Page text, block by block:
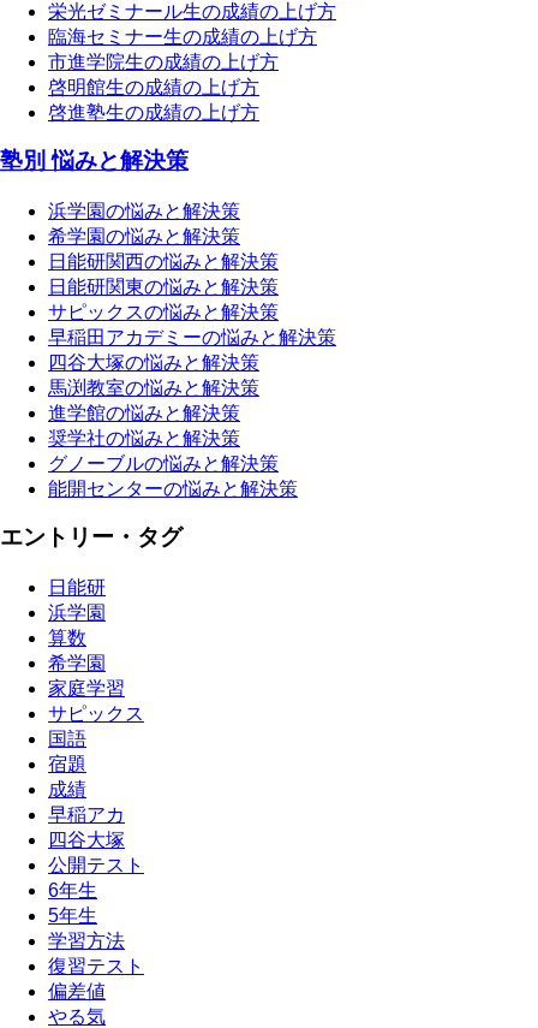
栄光ゼミナール生の成績の上げ方
臨海セミナー生の成績の上げ方
市進学院生の成績の上げ方
啓明館生の成績の上げ方
啓進塾生の成績の上げ方
塾別 悩みと解決策
浜学園の悩みと解決策
希学園の悩みと解決策
日能研関西の悩みと解決策
日能研関東の悩みと解決策
サピックスの悩みと解決策
早稲田アカデミーの悩みと解決策
四谷大塚の悩みと解決策
馬渕教室の悩みと解決策
進学館の悩みと解決策
奨学社の悩みと解決策
グノーブルの悩みと解決策
能開センターの悩みと解決策
エントリー・タグ
日能研
浜学園
算数
希学園
家庭学習
サピックス
国語
宿題
成績
早稲アカ
四谷大塚
公開テスト
6年生
5年生
学習方法
復習テスト
偏差値
やる気